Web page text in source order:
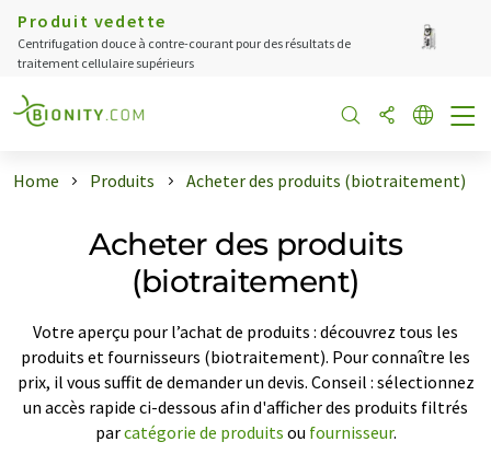
Produit vedette
Centrifugation douce à contre-courant pour des résultats de
traitement cellulaire supérieurs
Home Produits Acheter des produits (biotraitement)
Acheter des produits
(biotraitement)
Votre aperçu pour l’achat de produits : découvrez tous les
produits et fournisseurs (biotraitement). Pour connaître les
prix, il vous suffit de demander un devis. Conseil : sélectionnez
un accès rapide ci-dessous afin d'afficher des produits filtrés
parcatégorie de produits ou fournisseur.